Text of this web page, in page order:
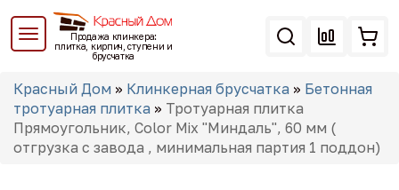
Перейти
основному
Продажа клинкера:
плитка, кирпич, ступени и
брусчатка
Вы
здесь
Красный Дом » Клинкерная брусчатка » Бетонная
тротуарная плитка » Тротуарная плитка
Прямоугольник, Color Mix "Миндаль", 60 мм (
отгрузка с завода , минимальная партия 1 поддон)